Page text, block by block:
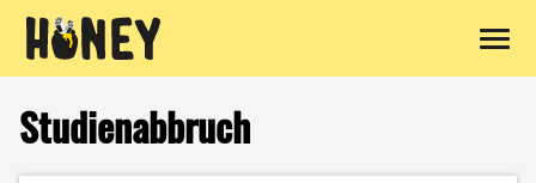
Inhalt
springen
Studienabbruch